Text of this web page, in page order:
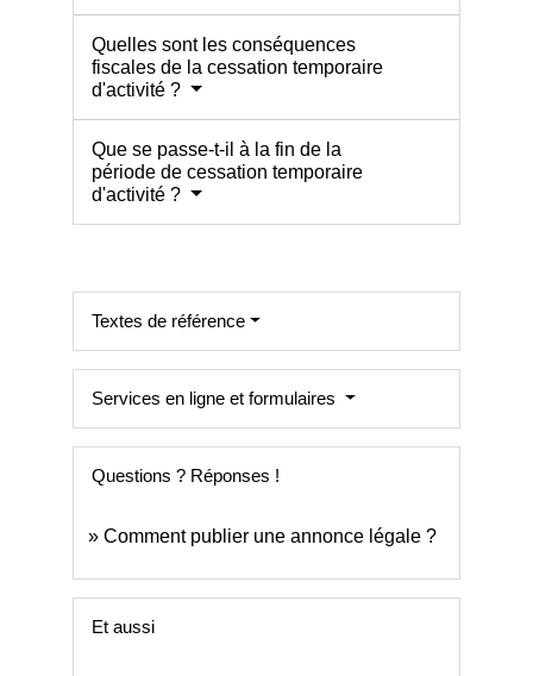
Quelles sont les conséquences
fiscales de la cessation temporaire
d'activité ?
Que se passe-t-il à la fin de la
période de cessation temporaire
d'activité ?
Textes de référence
Services en ligne et formulaires
Questions ? Réponses !
Comment publier une annonce légale ?
Et aussi